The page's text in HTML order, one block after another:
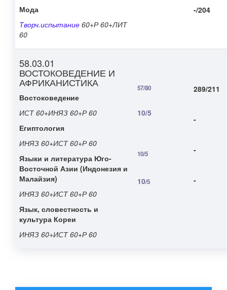
Мода
Творч.испытание 60+Р 60+ЛИТ
60
-/204
58.03.01
ВОСТОКОВЕДЕНИЕ И
АФРИКАНИСТИКА
Востоковедение
ИСТ 60+ИНЯЗ 60+Р 60
Египтология
ИНЯЗ 60+ИСТ 60+Р 60
Языки и литература Юго-
Восточной Азии (Индонезия и
Малайзия)
ИНЯЗ 60+ИСТ 60+Р 60
Язык, словестность и
культура Кореи
ИНЯЗ 60+ИСТ 60+Р 60
57/80
10/5
10/5
10/5
289/211
-
-
-